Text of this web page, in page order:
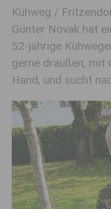
Kühweg /
Günter Novak hat
52-jährige
gerne draußen, mit
Hand, und sucht